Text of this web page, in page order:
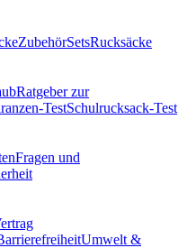
ZubehörSetsRucksäcke
Ratgeber zur
TestSchulrucksack-Test
Fragen und
Umwelt &